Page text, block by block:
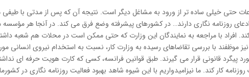
حتی خیلی ساده تر از ورود به مشاغل دیگر است. نتیجه آن که پس از مدتی با
روزنامه نگاری دارند… در کشورهای پیشرفته وضع فرق می کند. در آنجا هر مؤسسه
افراد با مراجعه به نمایندگان این وزارت که حتی ممکن است در محلات هم شعبه
موظفند با بررسی تقاضاهای رسیده به وزارت کار، نسبت به استخدام نیروی انسانی
پیگرد قانونی قرار می گیرند. طبق قوانین فرانسه، کسی که کارت هویت حرفه ای
کار کند. ما نیزامیدواریم با این شیوه شاهد بهبود فعالیت روزنامه نگاری در